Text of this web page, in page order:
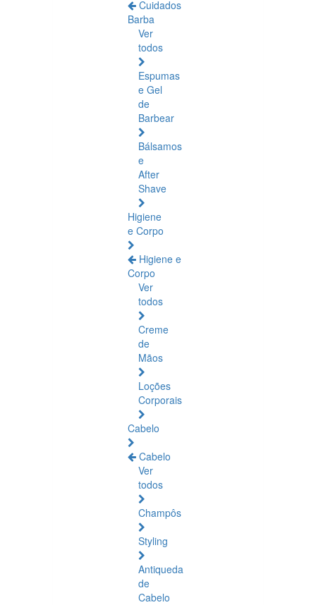
Cuidados
Barba
Ver
todos
Espumas
e Gel
de
Barbear
Bálsamos
e
After
Shave
Higiene
e Corpo
Higiene e
Corpo
Ver
todos
Creme
de
Mãos
Loções
Corporais
Cabelo
Cabelo
Ver
todos
Champôs
Styling
Antiqueda
de
Cabelo